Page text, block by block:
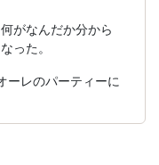
がなんだか分から
った。
レのパーティーに